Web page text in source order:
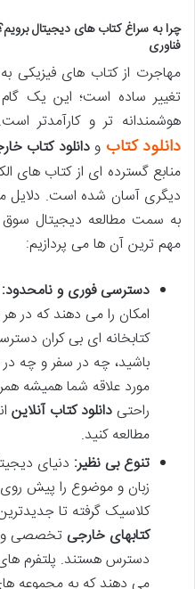
چرا به سراغ کتاب های دیجیتال
فناوری
مهاجرت از کتاب های فیزیکی
تغییر ساده است؛ این یک
هوشمندانه تر و کارآمدتر
دانلود کتاب ودانلود کتاب
منابع گسترده ای از کتاب های
دیگری آسان شده است. دلایل
به سمت مطالعه دیجیتال سوق
مهم ترین آن ها می پردازیم:
دسترسی فوری و نامحدود:
امکان را می دهند که در
کتابخانه ای بی کران
باشید، چه در سفر و چه
مورد علاقه شما همیشه
راحتی دانلود کتاب آنلاین
مطالعه کنید.
تنوع بی نظیر: دنیای
زبان و موضوع را پیش روی
کلاسیک گرفته تا
کتابهای خارجیتخصصی و
دسترس هستند. پلتفرم
می دهند که به مجموعه